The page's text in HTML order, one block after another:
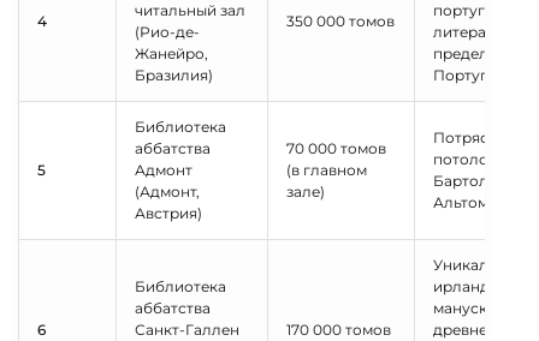
4
читальный зал
(Рио-де-
Жанейро,
Бразилия)
350 000 томов
литературы
пределами
Португалии
5
Библиотека
аббатства
Адмонт
(Адмонт,
Австрия)
70 000 томов
(в главном
зале)
Потрясающие
потолочные
Бартоломео
Альтомонте
6
Библиотека
аббатства
Санкт-Галлен
170 000 томов
Уникальные
ирландские
манускрипты
древнейший